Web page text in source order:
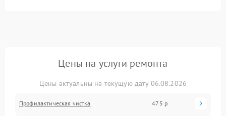
Цены на услуги ремонта
Цены актуальны на текущую дату 06.08.2026
Профилактическая чистка 475 р